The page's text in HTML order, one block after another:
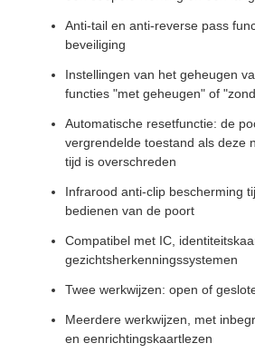
Anti-tail en anti-reverse pass
beveiliging
Instellingen van het geheugen
functies "met geheugen" of
Automatische resetfunctie: de
vergrendelde toestand als deze
tijd is overschreden
Infrarood anti-clip bescherming
bedienen van de poort
Compatibel met IC,
gezichtsherkenningssystemen
Twee werkwijzen: open of
Meerdere werkwijzen, met
en eenrichtingskaartlezen